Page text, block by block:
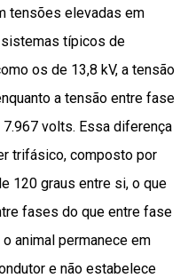
tensões elevadas em
sistemas típicos de
os de 13,8 kV, a tensão
a tensão entre fase
volts. Essa diferença
trifásico, composto por
120 graus entre si, o que
fases do que entre fase
animal permanece em
e não estabelece